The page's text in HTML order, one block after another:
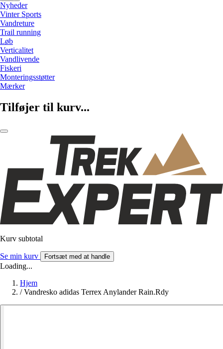
Nyheder
Vinter Sports
Vandreture
Trail running
Løb
Verticalitet
Vandlivende
Fiskeri
Monteringsstøtter
Mærker
Tilføjer til kurv...
Kurv subtotal
Se min kurv Fortsæt med at handle
Loading...
Hjem
/ Vandresko adidas Terrex Anylander Rain.Rdy